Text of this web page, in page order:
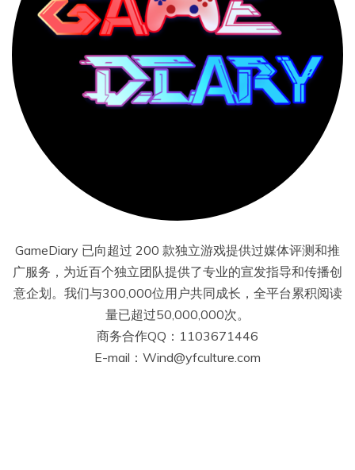
GameDiary 已向超过 200 款独立游戏提供过媒体评测和推
广服务，为近百个独立团队提供了专业的宣发指导和传播创
意企划。我们与300,000位用户共同成长，全平台累积阅读
量已超过50,000,000次。
商务合作QQ：1103671446
E-mail：Wind@yfculture.com